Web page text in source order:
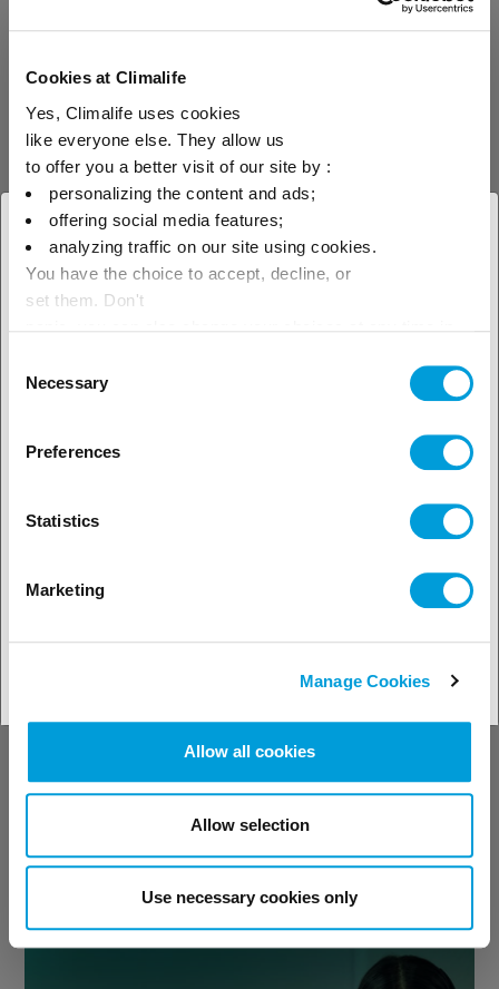
Cookies at Climalife
Yes, Climalife uses cookies
like everyone else. They allow us
to offer you a better visit of our site by :
personalizing the content and ads;
offering social media features;
analyzing traffic on our site using cookies.
You have the choice to accept, decline, or
set them. Don't
Selection
Necessary
Preferences
Statistics
Marketing
Manage Cookies
Allow all cookies
Allow selection
Use necessary cookies only
× Sluit
Selecteer je geografische
Ontdek onze
Ontdek onze
technische
ondersteuning
ondersteuning